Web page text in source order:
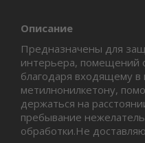
Описание
Предназначены для
интерьера, помещений
благодаря входящему в
метилнонилкетону,
держаться на
пребывание
обработки.Не